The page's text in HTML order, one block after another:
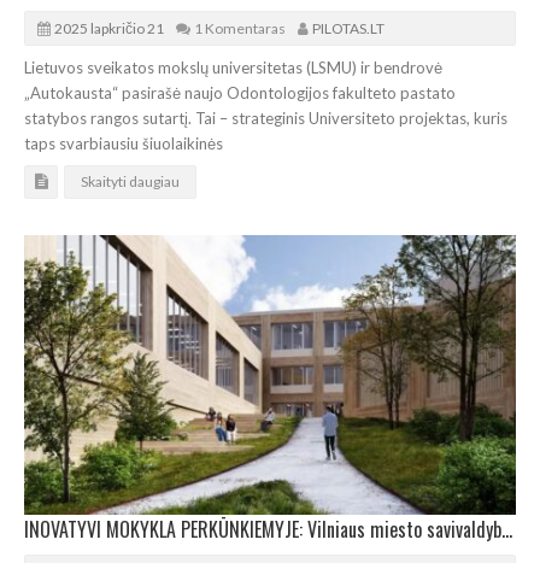
2025 lapkričio 21 1 Komentaras PILOTAS.LT
Lietuvos sveikatos mokslų universitetas (LSMU) ir bendrovė
„Autokausta“ pasirašė naujo Odontologijos fakulteto pastato
statybos rangos sutartį. Tai – strateginis Universiteto projektas, kuris
taps svarbiausiu šiuolaikinės
Skaityti daugiau
INOVATYVI MOKYKLA PERKŪNKIEMYJE: Vilniaus miesto savivaldybė išdavė leidimą statybai